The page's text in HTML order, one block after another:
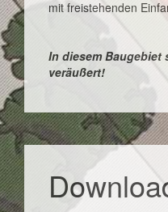
mit freistehenden
In diesem
veräußert!